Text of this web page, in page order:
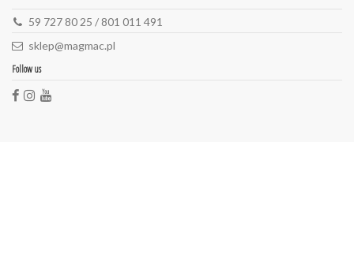
59 727 80 25 / 801 011 491
sklep@magmac.pl
Follow us